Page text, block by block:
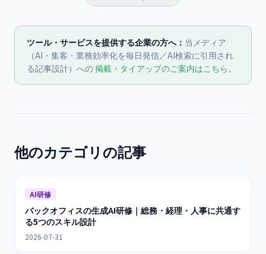
ツール・サービスを提供する企業の方へ： 当メディア
（AI・集客・業務効率化を毎日発信／AI検索に引用され
る記事設計）への掲載・タイアップのご案内はこちら。
他のカテゴリの記事
AI研修
バックオフィスの生成AI研修｜総務・経理・人事に共通す
る5つのスキル設計
2026-07-31